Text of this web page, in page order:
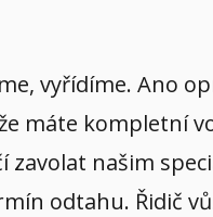
vyřídíme. Ano
máte kompletní
zavolat našim
odtahu. Řidič